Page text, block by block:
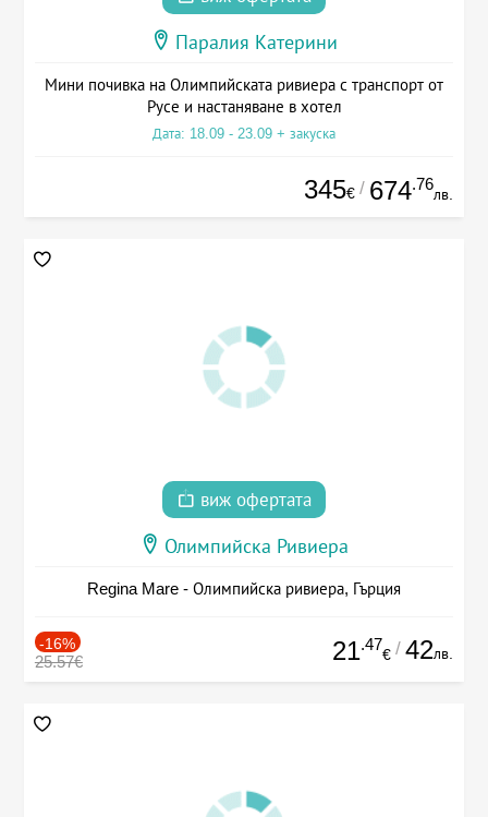
Паралия Катерини
Мини почивка на Олимпийската ривиера с транспорт от
Русе и настаняване в хотел
Дата: 18.09 - 23.09 + закуска
345€ / 674.76
лв.
виж офертата
Олимпийска Ривиера
Regina Mare - Олимпийска ривиера, Гърция
-16%
25.57€ 21.47
€ / 42лв.